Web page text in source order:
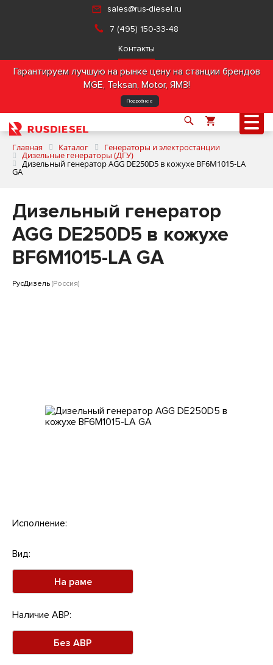
sales@rus-diesel.ru
7 (495) 150-33-48
Контакты
Гарантируем лучшую на рынке цену на станции брендов
MGE, Teksan, Motor, ЯМЗ!
Подробнее
Продукция
Главная Каталог Генераторы и электростанции
Дизельные генераторы (ДГУ)
Дизельный генератор AGG DE250D5 в кожухе BF6M1015-LA
GA
Дизельный генератор
AGG DE250D5 в кожухе
BF6M1015-LA GA
РусДизель (Россия)
Исполнение:
Вид:
На раме
Наличие АВР:
Без АВР